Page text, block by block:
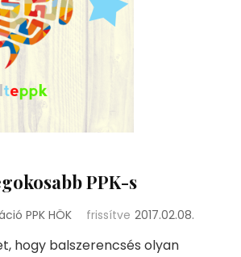
PPK-s
PPK HÖK frissítve 2017.02.08.
hogy balszerencsés olyan